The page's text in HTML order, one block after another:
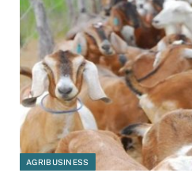
AGRIBUSINESS